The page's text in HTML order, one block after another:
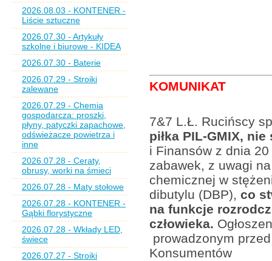
2026.08.03 - KONTENER -
Liście sztuczne
2026.07.30 - Artykuły
szkolne i biurowe - KIDEA
2026.07.30 - Baterie
2026.07.29 - Stroiki
zalewane
2026.07.29 - Chemia
gospodarcza: proszki,
płyny, patyczki zapachowe,
odświeżacze powietrza i
inne
2026.07.28 - Ceraty,
obrusy, worki na śmieci
2026.07.28 - Maty stołowe
2026.07.28 - KONTENER -
Gąbki florystyczne
2026.07.28 - Wkłady LED,
świece
2026.07.27 - Stroiki
KOMUNIKAT
7&7 L.Ł. Rucińscy
piłka PIL-GMIX,
i Finansów z dnia
zabawek, z uwagi
chemicznej w
dibutylu (DBP), co
na funkcje
człowieka.
prowadzonym
Konsumentów